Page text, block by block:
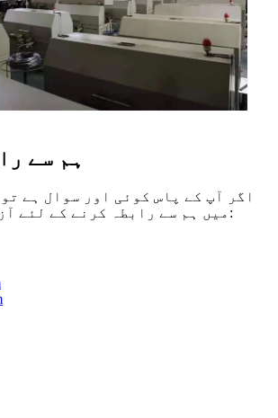
ہم سے
اگر آپ کے پاس کوئی اور سوال ہے
میں ہم سے رابطہ کرنے کے لئے آزاد محسوس کریں: